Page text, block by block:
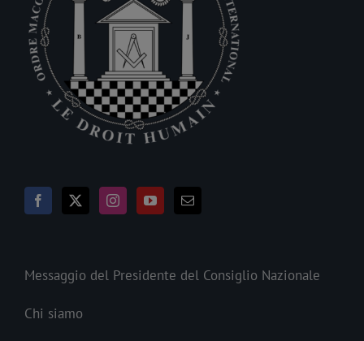
Messaggio del Presidente del Consiglio Nazionale
Chi siamo